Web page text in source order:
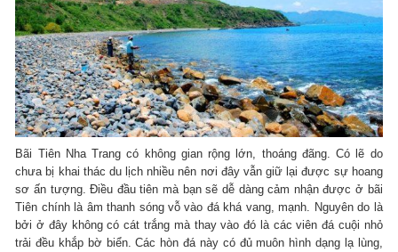
Bãi Tiên Nha Trang có không gian rộng lớn, thoáng đãng. Có lẽ do
chưa bị khai thác du lịch nhiều nên nơi đây vẫn giữ lại được sự hoang
sơ ấn tượng. Điều đầu tiên mà bạn sẽ dễ dàng cảm nhận được ở bãi
Tiên chính là âm thanh sóng vỗ vào đá khá vang, mạnh. Nguyên do là
bởi ở đây không có cát trắng mà thay vào đó là các viên đá cuội nhỏ
trải đều khắp bờ biển. Các hòn đá này có đủ muôn hình dạng lạ lùng,